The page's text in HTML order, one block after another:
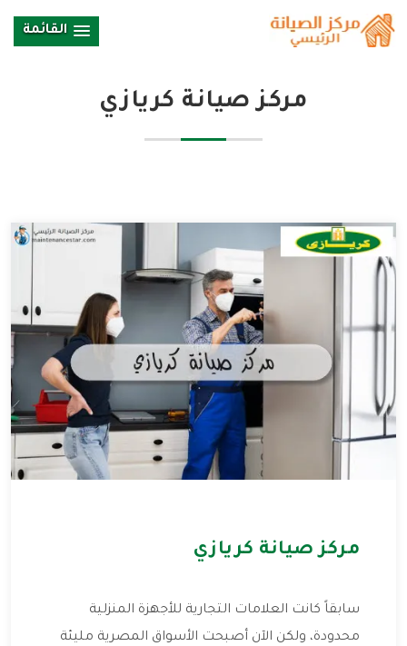
القائمة
مركز صيانة كريازي
مركز صيانة كريازي
سابقاً كانت العلامات التجارية للأجهزة المنزلية
محدودة، ولكن الآن أصبحت الأسواق المصرية مليئة